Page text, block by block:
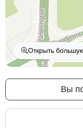
OpenFreeMap
Открыть
Вы